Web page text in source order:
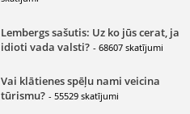
Lembergs sašutis: Uz ko jūs cerat, ja
idioti vada valsti? - 68607 skatījumi
Vai klātienes spēļu nami veicina
tūrismu? - 55529 skatījumi